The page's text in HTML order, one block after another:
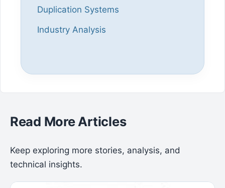
Duplication Systems
Industry Analysis
Read More Articles
Keep exploring more stories, analysis, and
technical insights.